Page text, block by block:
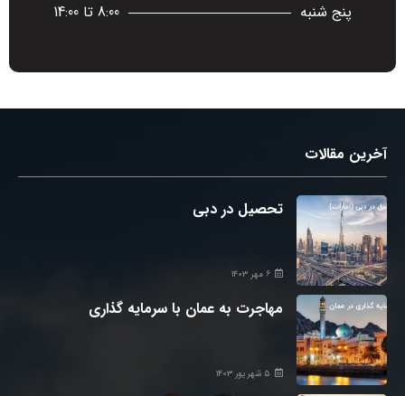
پنج شنبه
8:00 تا 14:00
آخرین مقالات
تحصیل در دبی
۶ مهر ۱۴۰۳
مهاجرت به عمان با سرمایه گذاری
۵ شهریور ۱۴۰۳